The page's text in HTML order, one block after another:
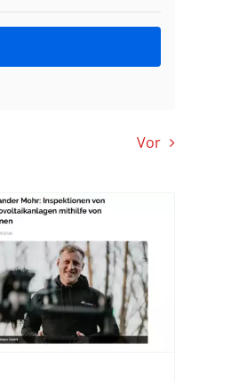
Vor